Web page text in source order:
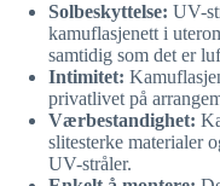
Solbeskyttelse: UV-
kamuflasjenett i
samtidig som det er
Intimitet:
privatlivet på
Værbestandighet:
slitesterke materialer
UV-stråler.